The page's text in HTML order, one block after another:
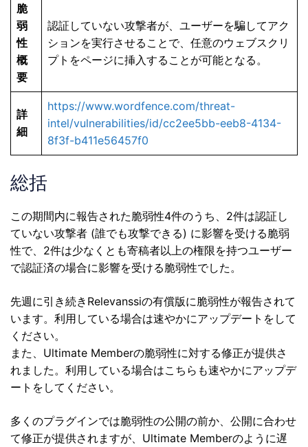
脆
弱
性
概
要
認証していない攻撃者が、ユーザーを騙してアク
ションを実行させることで、任意のウェブスクリ
プトをページに挿入することが可能となる。
詳
細
https://www.wordfence.com/threat-
intel/vulnerabilities/id/cc2ee5bb-eeb8-4134-
8f3f-b411e56457f0
総括
この期間内に報告された脆弱性4件のうち、2件は認証し
ていない攻撃者 (誰でも攻撃できる) に影響を受ける脆弱
性で、2件は少なくとも寄稿者以上の権限を持つユーザー
で認証済の場合に影響を受ける脆弱性でした。
先週に引き続きRelevanssiの有償版に脆弱性が報告されて
います。利用している場合は速やかにアップデートをして
ください。
また、Ultimate Memberの脆弱性に対する修正が提供さ
れました。利用している場合はこちらも速やかにアップデ
ートをしてください。
多くのプラグインでは脆弱性の公開の前か、公開に合わせ
て修正が提供されますが、Ultimate Memberのように遅